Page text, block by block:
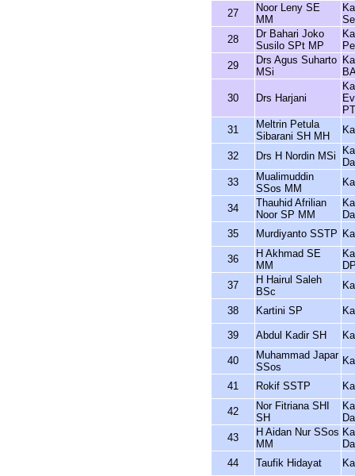
27
Noor Leny SE
MM
28
Dr Bahari Joko
Susilo SPt MP
29
Drs Agus Suharto
MSi
30 Drs Harjani
31
Meltrin Petula
Sibarani SH MH
32 Drs H Nordin MSi
33
Mualimuddin
SSos MM
34
Thauhid Afrilian
Noor SP MM
35
Murdiyanto SSTP
36
H Akhmad SE
MM
37
H Hairul Saleh
BSc
38 Kartini SP
39 Abdul Kadir SH
40
Muhammad Japar
SSos
41 Rokif SSTP
42
Nor Fitriana SHI
SH
43
H Aidan Nur SSos
MM
44
Taufik Hidayat